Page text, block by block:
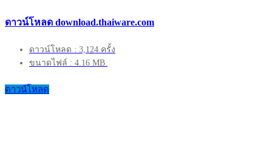
ดาวน์โหลด download.thaiware.com
ดาวน์โหลด : 3,124 ครั้ง
ขนาดไฟล์ : 4.16 MB.
ดาวน์โหลด